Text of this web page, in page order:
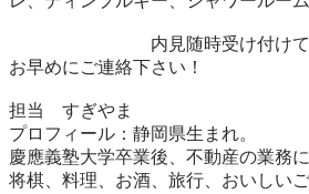
内見随時受け付けてお
お早めにご連絡下さい！
担当　すぎやま
プロフィール：静岡県生まれ。
慶應義塾大学卒業後、不動産の業務
将棋、料理、お酒、旅行、おいしい